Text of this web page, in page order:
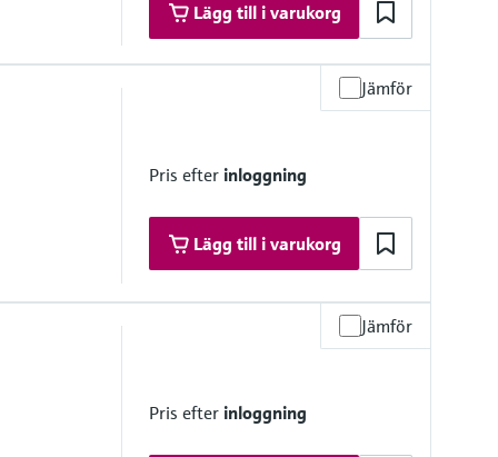
Lägg till i varukorg
on request
Jämför
Pris efter inloggning
Lägg till i varukorg
calibration
on request
Jämför
Pris efter inloggning